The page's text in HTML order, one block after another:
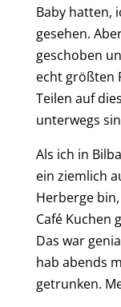
Baby hatten,
gesehen.
geschoben
echt größten
Teilen auf
unterwegs
Als ich in
ein ziemlich
Herberge
Café Kuchen
Das war
hab abends
getrunken.